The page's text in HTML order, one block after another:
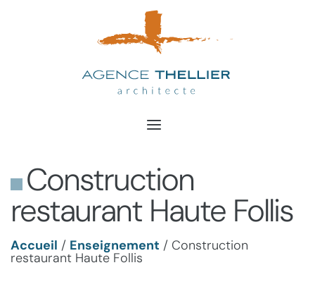
Construction
restaurant Haute Follis
Accueil / Enseignement / Construction
restaurant Haute Follis